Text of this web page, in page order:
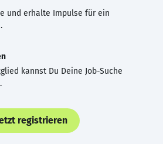
und erhalte Impulse für ein
kannst Du Deine Job-Suche
registrieren